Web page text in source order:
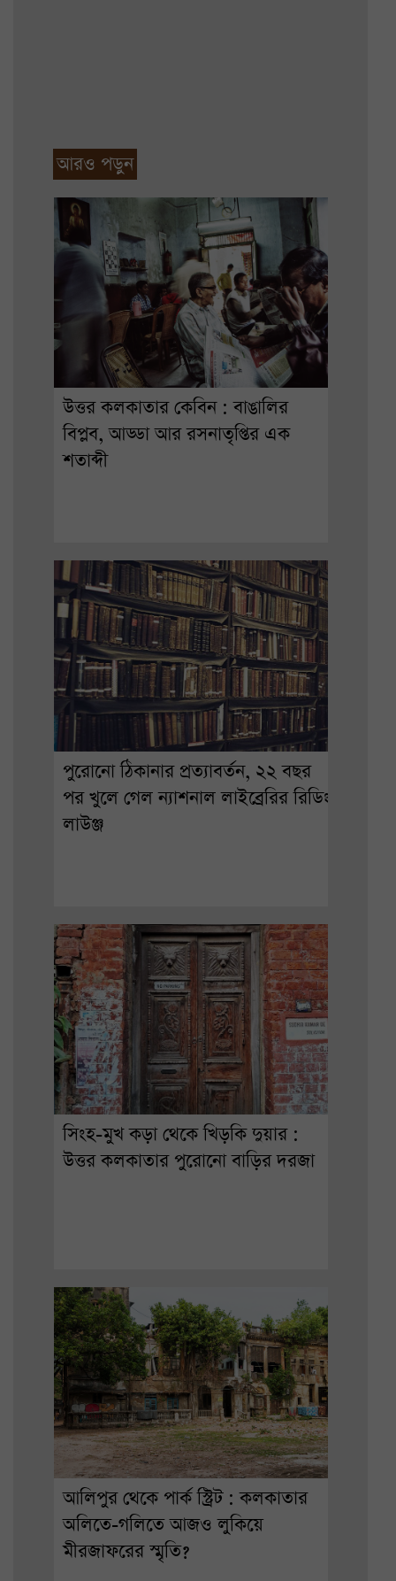
আরও পড়ুন
উত্তর কলকাতার কেবিন : বাঙালির
বিপ্লব, আড্ডা আর রসনাতৃপ্তির এক
শতাব্দী
পুরোনো ঠিকানার প্রত্যাবর্তন, ২২ বছর
পর খুলে গেল ন্যাশনাল লাইব্রেরির রিডিং
লাউঞ্জ
সিংহ-মুখ কড়া থেকে খিড়কি দুয়ার :
উত্তর কলকাতার পুরোনো বাড়ির দরজা
আলিপুর থেকে পার্ক স্ট্রিট : কলকাতার
অলিতে-গলিতে আজও লুকিয়ে
মীরজাফরের স্মৃতি?